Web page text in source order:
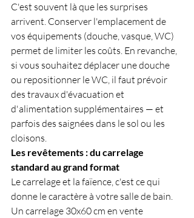
C'est souvent là que les surprises
arrivent. Conserver l'emplacement de
vos équipements (douche, vasque, WC)
permet de limiter les coûts. En revanche,
si vous souhaitez déplacer une douche
ou repositionner le WC, il faut prévoir
des travaux d'évacuation et
d'alimentation supplémentaires — et
parfois des saignées dans le sol ou les
cloisons.
Les revêtements : du carrelage
standard au grand format
Le carrelage et la faïence, c'est ce qui
donne le caractère à votre salle de bain.
Un carrelage 30x60 cm en vente